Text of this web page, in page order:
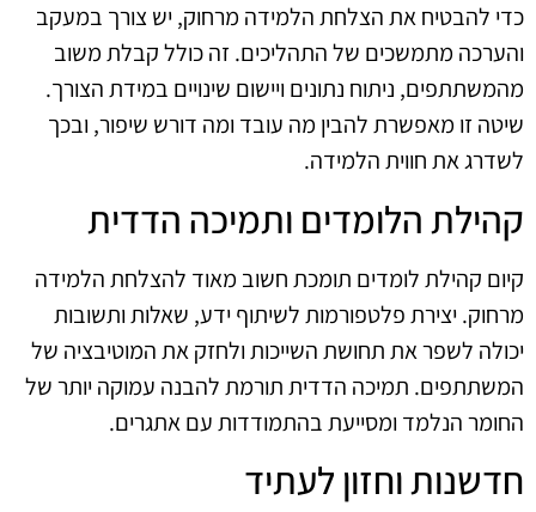
כדי להבטיח את הצלחת הלמידה מרחוק, יש צורך במעקב
והערכה מתמשכים של התהליכים. זה כולל קבלת משוב
מהמשתתפים, ניתוח נתונים ויישום שינויים במידת הצורך.
שיטה זו מאפשרת להבין מה עובד ומה דורש שיפור, ובכך
לשדרג את חווית הלמידה.
קהילת הלומדים ותמיכה הדדית
קיום קהילת לומדים תומכת חשוב מאוד להצלחת הלמידה
מרחוק. יצירת פלטפורמות לשיתוף ידע, שאלות ותשובות
יכולה לשפר את תחושת השייכות ולחזק את המוטיבציה של
המשתתפים. תמיכה הדדית תורמת להבנה עמוקה יותר של
החומר הנלמד ומסייעת בהתמודדות עם אתגרים.
חדשנות וחזון לעתיד